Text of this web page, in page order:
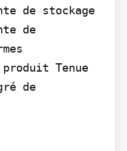
de stockage
de
Tenue
de